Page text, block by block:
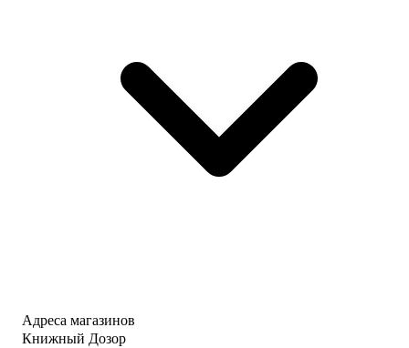
Адреса магазинов
Книжный Дозор